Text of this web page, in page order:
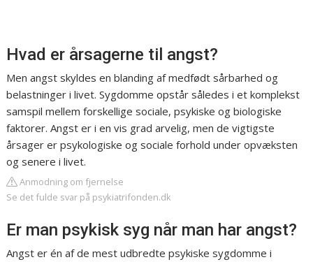
Hvad er årsagerne til angst?
Men angst skyldes en blanding af medfødt sårbarhed og
belastninger i livet. Sygdomme opstår således i et komplekst
samspil mellem forskellige sociale, psykiske og biologiske
faktorer. Angst er i en vis grad arvelig, men de vigtigste
årsager er psykologiske og sociale forhold under opvæksten
og senere i livet.
Anmodning om fjernelse
Se det fulde svar på psykiatrifonden.dk
Er man psykisk syg når man har angst?
Angst er én af de mest udbredte psykiske sygdomme i